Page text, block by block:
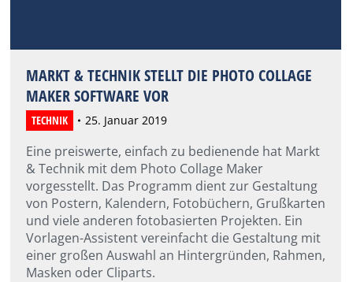
MARKT & TECHNIK STELLT DIE PHOTO COLLAGE
MAKER SOFTWARE VOR
TECHNIK 25. Januar 2019
Eine preiswerte, einfach zu bedienende hat Markt
& Technik mit dem Photo Collage Maker
vorgesstellt. Das Programm dient zur Gestaltung
von Postern, Kalendern, Fotobüchern, Grußkarten
und viele anderen fotobasierten Projekten. Ein
Vorlagen-Assistent vereinfacht die Gestaltung mit
einer großen Auswahl an Hintergründen, Rahmen,
Masken oder Cliparts.